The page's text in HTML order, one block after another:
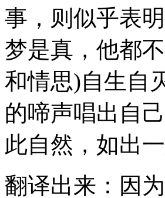
事，则似乎表
梦是真，他都
和情思)自生自
的啼声唱出自
此自然，如出
翻译出来：因